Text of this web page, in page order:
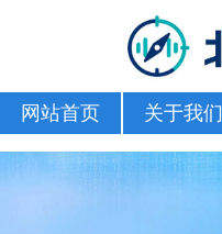
网站首页 关于我们